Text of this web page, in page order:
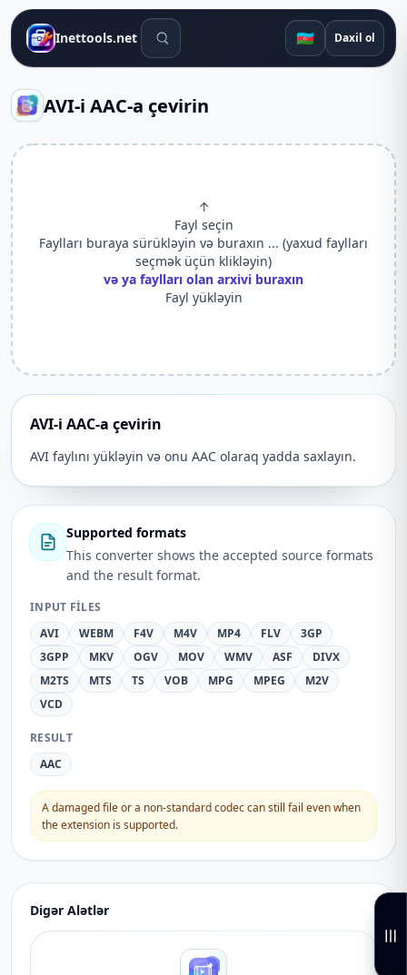
Inettools.net Axtarış alətləri 🇦🇿 Daxil ol
AVI-i AAC-a çevirin
↑
Fayl seçin
Faylları buraya sürükləyin və buraxın ... (yaxud faylları
seçmək üçün klikləyin)
və ya faylları olan arxivi buraxın
Fayl yükləyin
AVI-i AAC-a çevirin
AVI faylını yükləyin və onu AAC olaraq yadda saxlayın.
Supported formats
This converter shows the accepted source formats
and the result format.
INPUT FILES
AVI
WEBM F4V M4V MP4 FLV
3GP
3GPP
MKV OGV MOV WMV ASF
DIVX
M2TS
MTS TS VOB MPG MPEG
M2V
VCD
RESULT
AAC
A damaged file or a non-standard codec can still fail even when
the extension is supported.
Digər Alətlər